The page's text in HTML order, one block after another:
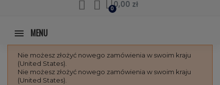
0,00 zł
MENU
Nie możesz złożyć nowego zamówienia w swoim kraju
(United States).
Nie możesz złożyć nowego zamówienia w swoim kraju
(United States).